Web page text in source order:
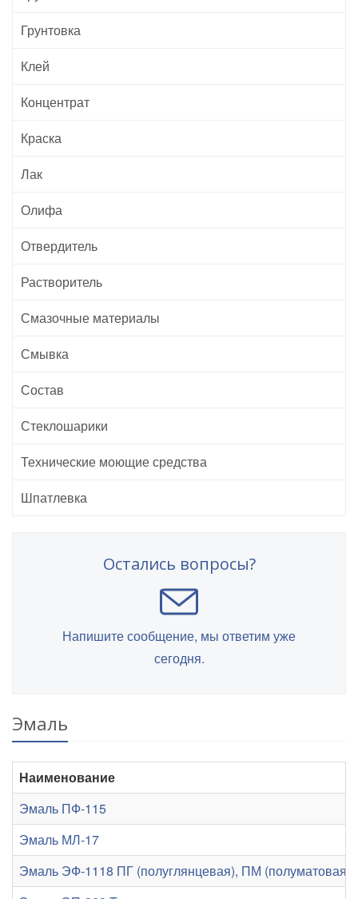
Грунтовка
Клей
Концентрат
Краска
Лак
Олифа
Отвердитель
Растворитель
Смазочные материалы
Смывка
Состав
Стеклошарики
Технические моющие средства
Шпатлевка
Остались вопросы?
Напишите сообщение, мы ответим уже
сегодня.
Эмаль
Наименование
Эмаль ПФ-115
Эмаль МЛ-17
Эмаль ЭФ-1118 ПГ (полуглянцевая), ПМ